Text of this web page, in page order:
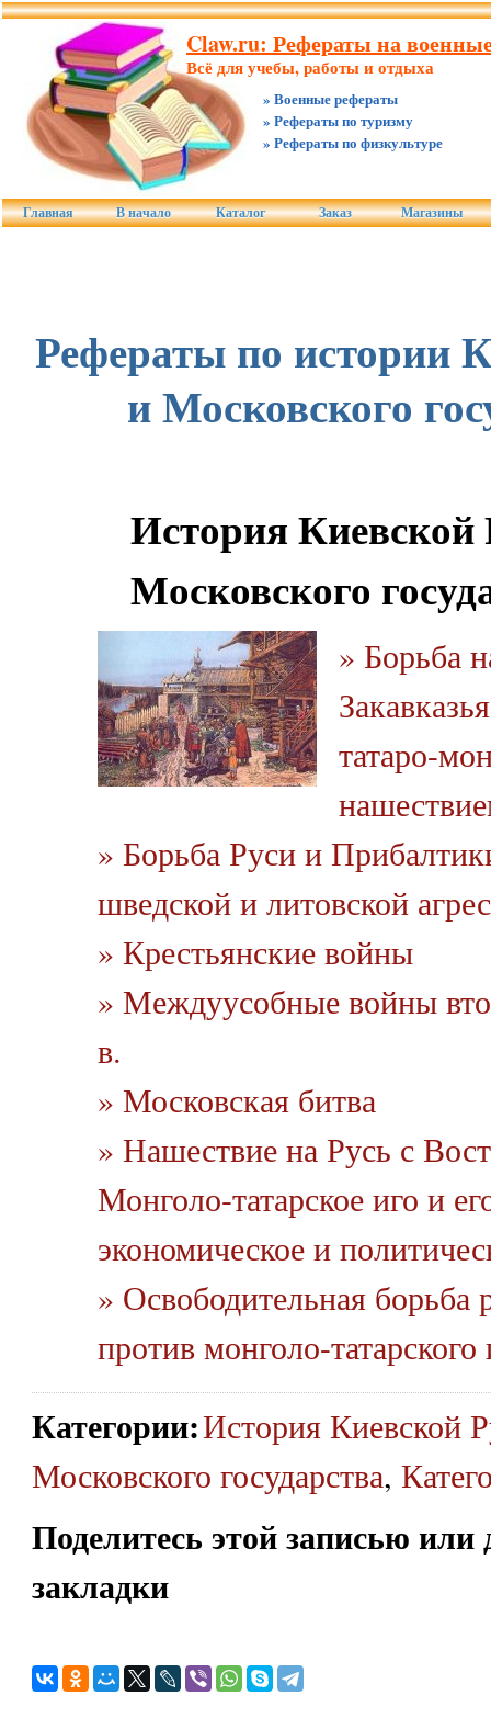
Claw.ru: Рефераты на
Всё для учебы, работы и отдыха
» Военные рефераты
» Рефераты по туризму
» Рефераты по физкультуре
Главная В начало Каталог Заказ Магазины
Рефераты по истории
и Московского
История Киевской
Московского
» Борьба
татаро-
» Борьба Руси и
шведской и литовской
» Крестьянские войны
» Междуусобные войны
в.
» Московская битва
» Нашествие на Русь с
Монголо-татарское иго и
экономическое и
» Освободительная борьба
против монголо-татарского
Категории:История Киевской
Московского государства,
Поделитесь этой записью или
закладки